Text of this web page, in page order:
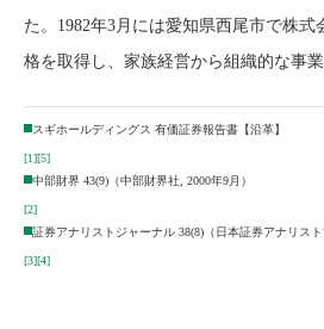
た。1982年3月には愛知県西尾市で株式
格を取得し、家族経営から組織的な事
スギホールディングス 有価証券報告書【沿革】
[1][5]
中部財界 43(9)（中部財界社, 2000年9月）
[2]
証券アナリストジャーナル 38(8)（日本証券アナリスト
[3][4]